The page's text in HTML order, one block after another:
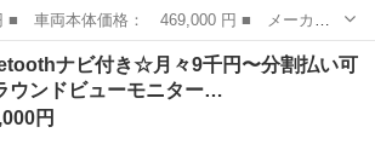
： Ｎ－ＢＯＸカスタム ■ グレード名：
フルセグＴＶ バックカメラ アイドリン
ナビ付き☆月々9千円〜分割払い可
ウンドビューモニター…
円